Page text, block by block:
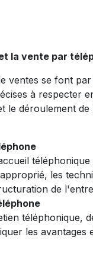
la vente par
ventes se font
à respecter
le déroulement
les
de
téléphonique,
les avantages